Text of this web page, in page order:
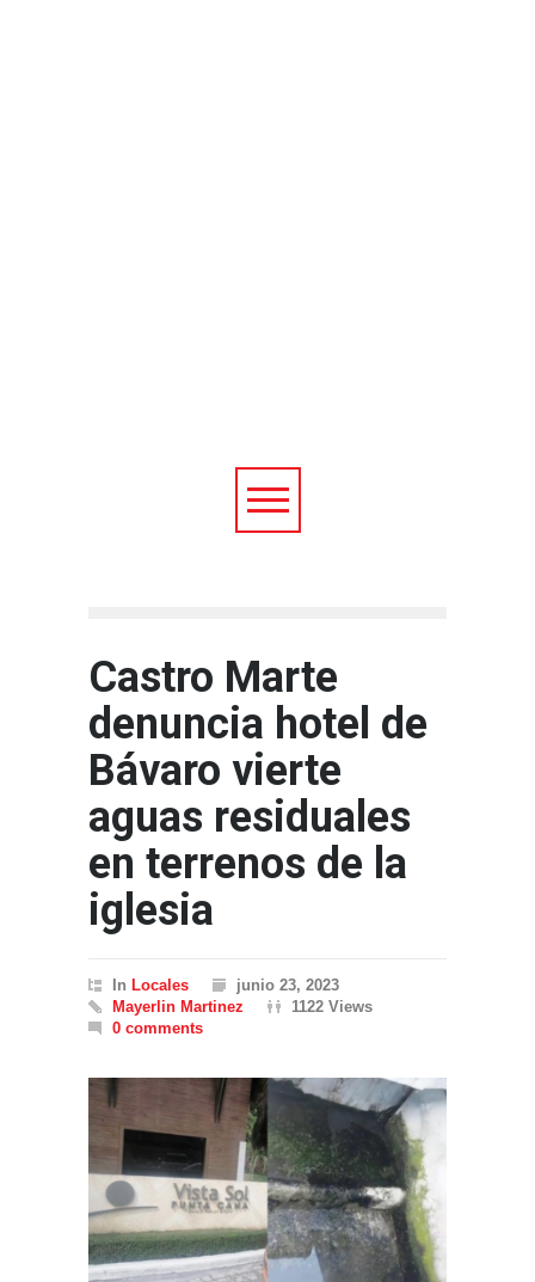
Castro Marte
denuncia hotel de
Bávaro vierte
aguas residuales
en terrenos de la
iglesia
In Locales
junio 23, 2023
Mayerlin Martinez
1122 Views
0 comments